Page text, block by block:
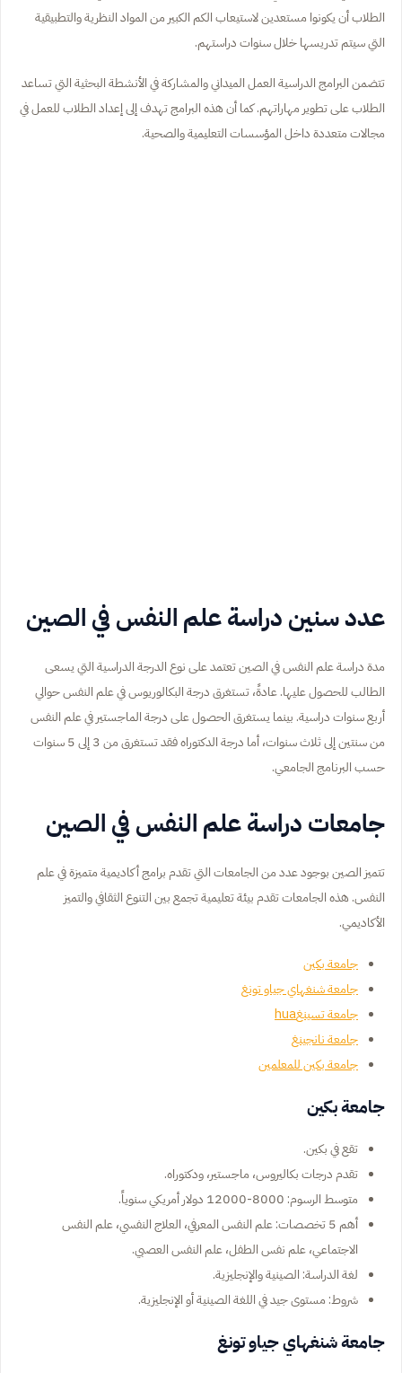
الطلاب أن يكونوا مستعدين لاستيعاب الكم الكبير من المواد النظرية والتطبيقية
التي سيتم تدريسها خلال سنوات دراستهم.
تتضمن البرامج الدراسية العمل الميداني والمشاركة في الأنشطة البحثية التي تساعد
الطلاب على تطوير مهاراتهم. كما أن هذه البرامج تهدف إلى إعداد الطلاب للعمل في
مجالات متعددة داخل المؤسسات التعليمية والصحية.
عدد سنين دراسة علم النفس في الصين
مدة دراسة علم النفس في الصين تعتمد على نوع الدرجة الدراسية التي يسعى
الطالب للحصول عليها. عادةً، تستغرق درجة البكالوريوس في علم النفس حوالي
أربع سنوات دراسية. بينما يستغرق الحصول على درجة الماجستير في علم النفس
من سنتين إلى ثلاث سنوات، أما درجة الدكتوراه فقد تستغرق من 3 إلى 5 سنوات
حسب البرنامج الجامعي.
جامعات دراسة علم النفس في الصين
تتميز الصين بوجود عدد من الجامعات التي تقدم برامج أكاديمية متميزة في علم
النفس. هذه الجامعات تقدم بيئة تعليمية تجمع بين التنوع الثقافي والتميز
الأكاديمي.
جامعة بكين
جامعة شنغهاي جياو تونغ
جامعة تسينغhua
جامعة نانجينغ
جامعة بكين للمعلمين
جامعة بكين
تقع في بكين.
تقدم درجات بكاليروس، ماجستير، ودكتوراه.
متوسط الرسوم: 8000-12000 دولار أمريكي سنوياً.
أهم 5 تخصصات: علم النفس المعرفي، العلاج النفسي، علم النفس
الاجتماعي، علم نفس الطفل، علم النفس العصبي.
لغة الدراسة: الصينية والإنجليزية.
شروط: مستوى جيد في اللغة الصينية أو الإنجليزية.
جامعة شنغهاي جياو تونغ